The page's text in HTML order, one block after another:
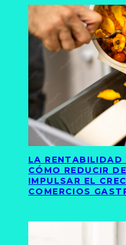
LA RENTABILIDAD
CÓMO REDUCIR
IMPULSAR EL
COMERCIOS